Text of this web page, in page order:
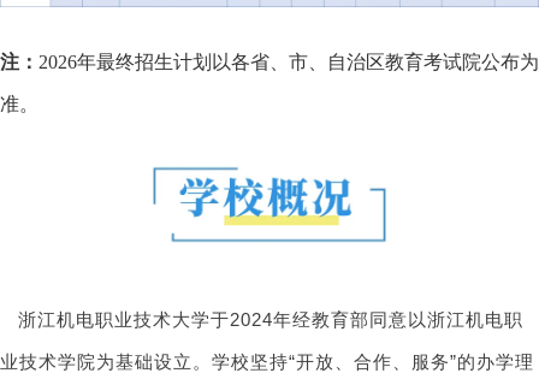
注： 2026年最终招生计划以各省、市、自治区教育考试院公布为
准。
浙江机电职业技术大学于2024年经教育部同意以浙江机电职
业技术学院为基础设立。学校坚持“开放、合作、服务”的办学理